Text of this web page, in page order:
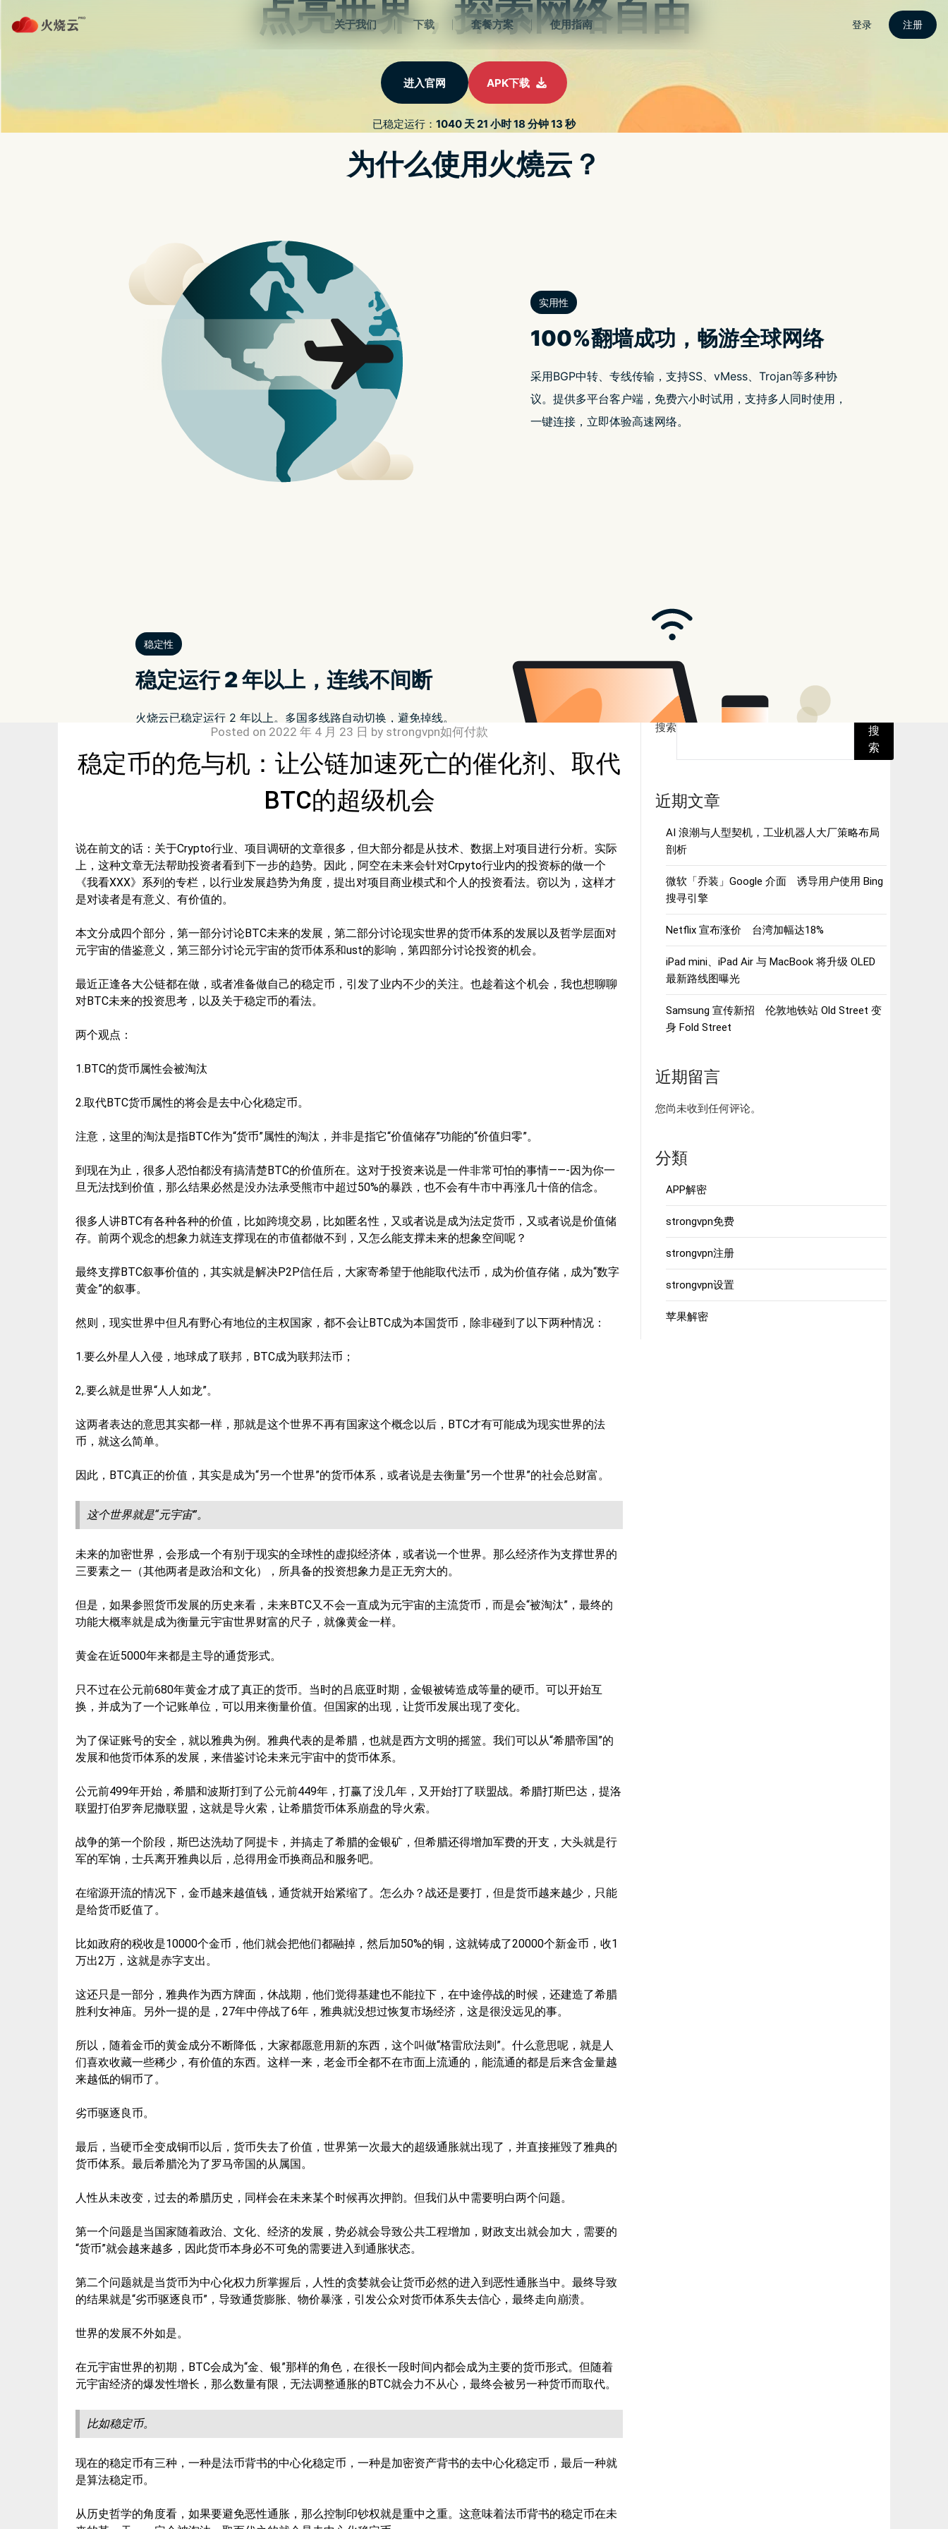
2022最新strongvpn
稳定币的危与机：让公链加速死亡的催化剂、取代
BTC的超级机会
Posted on 2022 年 4 月 23 日 by strongvpn如何付款
说在前文的话：关于Crypto行业、项目调研的文章很多，但大部分都是从技术、数据上对项目进行分析。实际
上，这种文章无法帮助投资者看到下一步的趋势。因此，阿空在未来会针对Crpyto行业内的投资标的做一个
《我看XXX》系列的专栏，以行业发展趋势为角度，提出对项目商业模式和个人的投资看法。窃以为，这样才
是对读者是有意义、有价值的。
本文分成四个部分，第一部分讨论BTC未来的发展，第二部分讨论现实世界的货币体系的发展以及哲学层面对
元宇宙的借鉴意义，第三部分讨论元宇宙的货币体系和ust的影响，第四部分讨论投资的机会。
最近正逢各大公链都在做，或者准备做自己的稳定币，引发了业内不少的关注。也趁着这个机会，我也想聊聊
对BTC未来的投资思考，以及关于稳定币的看法。
两个观点：
1.BTC的货币属性会被淘汰
2.取代BTC货币属性的将会是去中心化稳定币。
注意，这里的淘汰是指BTC作为“货币”属性的淘汰，并非是指它“价值储存”功能的“价值归零”。
到现在为止，很多人恐怕都没有搞清楚BTC的价值所在。这对于投资来说是一件非常可怕的事情——-因为你一
旦无法找到价值，那么结果必然是没办法承受熊市中超过50%的暴跌，也不会有牛市中再涨几十倍的信念。
很多人讲BTC有各种各种的价值，比如跨境交易，比如匿名性，又或者说是成为法定货币，又或者说是价值储
存。前两个观念的想象力就连支撑现在的市值都做不到，又怎么能支撑未来的想象空间呢？
最终支撑BTC叙事价值的，其实就是解决P2P信任后，大家寄希望于他能取代法币，成为价值存储，成为“数字
黄金”的叙事。
然则，现实世界中但凡有野心有地位的主权国家，都不会让BTC成为本国货币，除非碰到了以下两种情况：
1.要么外星人入侵，地球成了联邦，BTC成为联邦法币；
2,.要么就是世界“人人如龙”。
这两者表达的意思其实都一样，那就是这个世界不再有国家这个概念以后，BTC才有可能成为现实世界的法
币，就这么简单。
因此，BTC真正的价值，其实是成为“另一个世界”的货币体系，或者说是去衡量“另一个世界”的社会总财富。
这个世界就是“元宇宙”。
未来的加密世界，会形成一个有别于现实的全球性的虚拟经济体，或者说一个世界。那么经济作为支撑世界的
三要素之一（其他两者是政治和文化），所具备的投资想象力是正无穷大的。
但是，如果参照货币发展的历史来看，未来BTC又不会一直成为元宇宙的主流货币，而是会“被淘汰”，最终的
功能大概率就是成为衡量元宇宙世界财富的尺子，就像黄金一样。
黄金在近5000年来都是主导的通货形式。
只不过在公元前680年黄金才成了真正的货币。当时的吕底亚时期，金银被铸造成等量的硬币。可以开始互
换，并成为了一个记账单位，可以用来衡量价值。但国家的出现，让货币发展出现了变化。
为了保证账号的安全，就以雅典为例。雅典代表的是希腊，也就是西方文明的摇篮。我们可以从“希腊帝国”的
发展和他货币体系的发展，来借鉴讨论未来元宇宙中的货币体系。
公元前499年开始，希腊和波斯打到了公元前449年，打赢了没几年，又开始打了联盟战。希腊打斯巴达，提洛
联盟打伯罗奔尼撒联盟，这就是导火索，让希腊货币体系崩盘的导火索。
战争的第一个阶段，斯巴达洗劫了阿提卡，并搞走了希腊的金银矿，但希腊还得增加军费的开支，大头就是行
军的军饷，士兵离开雅典以后，总得用金币换商品和服务吧。
在缩源开流的情况下，金币越来越值钱，通货就开始紧缩了。怎么办？战还是要打，但是货币越来越少，只能
是给货币贬值了。
比如政府的税收是10000个金币，他们就会把他们都融掉，然后加50%的铜，这就铸成了20000个新金币，收1
万出2万，这就是赤字支出。
这还只是一部分，雅典作为西方牌面，休战期，他们觉得基建也不能拉下，在中途停战的时候，还建造了希腊
胜利女神庙。另外一提的是，27年中停战了6年，雅典就没想过恢复市场经济，这是很没远见的事。
所以，随着金币的黄金成分不断降低，大家都愿意用新的东西，这个叫做“格雷欣法则”。什么意思呢，就是人
们喜欢收藏一些稀少，有价值的东西。这样一来，老金币全都不在市面上流通的，能流通的都是后来含金量越
来越低的铜币了。
劣币驱逐良币。
最后，当硬币全变成铜币以后，货币失去了价值，世界第一次最大的超级通胀就出现了，并直接摧毁了雅典的
货币体系。最后希腊沦为了罗马帝国的从属国。
人性从未改变，过去的希腊历史，同样会在未来某个时候再次押韵。但我们从中需要明白两个问题。
第一个问题是当国家随着政治、文化、经济的发展，势必就会导致公共工程增加，财政支出就会加大，需要的
“货币”就会越来越多，因此货币本身必不可免的需要进入到通胀状态。
第二个问题就是当货币为中心化权力所掌握后，人性的贪婪就会让货币必然的进入到恶性通胀当中。最终导致
的结果就是“劣币驱逐良币”，导致通货膨胀、物价暴涨，引发公众对货币体系失去信心，最终走向崩溃。
世界的发展不外如是。
在元宇宙世界的初期，BTC会成为“金、银”那样的角色，在很长一段时间内都会成为主要的货币形式。但随着
元宇宙经济的爆发性增长，那么数量有限，无法调整通胀的BTC就会力不从心，最终会被另一种货币而取代。
比如稳定币。
现在的稳定币有三种，一种是法币背书的中心化稳定币，一种是加密资产背书的去中心化稳定币，最后一种就
是算法稳定币。
从历史哲学的角度看，如果要避免恶性通胀，那么控制印钞权就是重中之重。这意味着法币背书的稳定币在未
搜索
搜
索
近期文章
AI 浪潮与人型契机，工业机器人大厂策略布局
剖析
微软「乔装」Google 介面 诱导用户使用 Bing
搜寻引擎
Netflix 宣布涨价 台湾加幅达18%
iPad mini、iPad Air 与 MacBook 将升级 OLED
最新路线图曝光
Samsung 宣传新招 伦敦地铁站 Old Street 变
身 Fold Street
近期留言
您尚未收到任何评论。
分類
APP解密
strongvpn免费
strongvpn注册
strongvpn设置
苹果解密